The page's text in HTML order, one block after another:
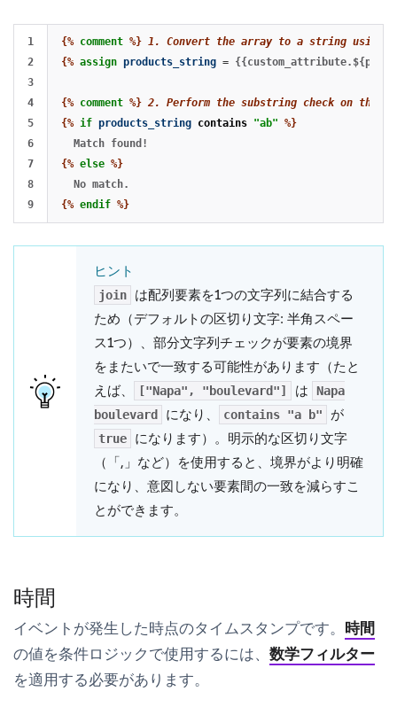
1
2
3
4
5
6
7
8
{% comment %} 1. Convert the array to a string using a
{% assign products_string =
{% comment %} 2. Perform the substring check on the
{% if products_string contains "ab" %}
{% else %}
{% endif %}
ヒント
join
は配列要素を1つの文字列に結合する
ため（デフォルトの区切り文字: 半角スペー
ス1つ）、部分文字列チェックが要素の境界
をまたいで一致する可能性があります（たと
えば、
["Napa", "boulevard"] は
Napa
boulevard
になり、 contains "a b" が
true
になります）。明示的な区切り文字
（「,」など）を使用すると、境界がより明確
になり、意図しない要素間の一致を減らすこ
とができます。
時間
イベントが発生した時点のタイムスタンプです。 時間
の値を条件ロジックで使用するには、 数学フィルター
を適用する必要があります。